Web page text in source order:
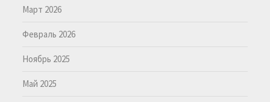
Март 2026
Февраль 2026
Ноябрь 2025
Май 2025